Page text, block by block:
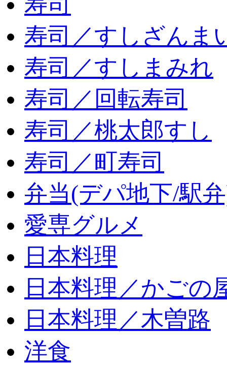
寿司／すしざんま
寿司／すしまみれ
寿司／回転寿司
寿司／桃太郎すし
寿司／町寿司
弁当(デパ地下/駅
愛専グルメ
日本料理
日本料理／かごの
日本料理／木曽路
洋食